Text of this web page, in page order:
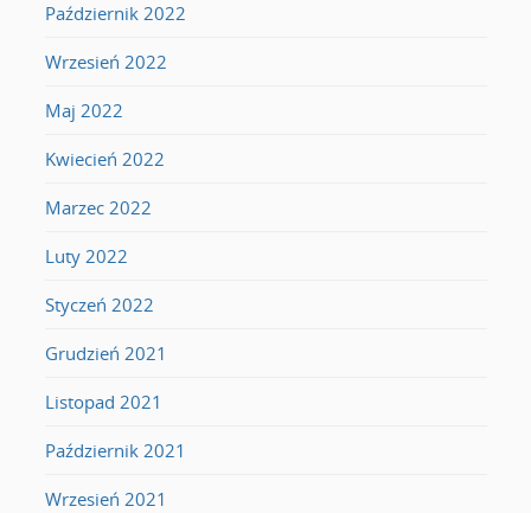
Październik 2022
Wrzesień 2022
Maj 2022
Kwiecień 2022
Marzec 2022
Luty 2022
Styczeń 2022
Grudzień 2021
Listopad 2021
Październik 2021
Wrzesień 2021